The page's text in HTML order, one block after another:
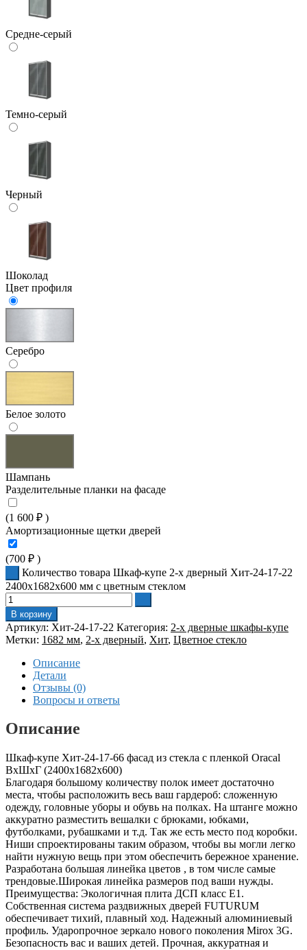
Средне-серый
Темно-серый
Черный
Шоколад
Цвет профиля
Серебро
Белое золото
Шампань
Разделительные планки на фасаде
(1 600 ₽ )
Амортизационные щетки дверей
(700 ₽ )
Количество товара Шкаф-купе 2-х дверный Хит-24-17-22
2400x1682x600 мм с цветным стеклом
В корзину
Артикул: Хит-24-17-22 Категория: 2-х дверные шкафы-купе
Метки: 1682 мм, 2-х дверный, Хит, Цветное стекло
Описание
Детали
Отзывы (0)
Вопросы и ответы
Описание
Шкаф-купе Хит-24-17-66 фасад из стекла с пленкой Oracal
ВхШхГ (2400х1682х600)
Благодаря большому количеству полок имеет достаточно
места, чтобы расположить весь ваш гардероб: сложенную
одежду, головные уборы и обувь на полках. На штанге можно
аккуратно разместить вешалки с брюками, юбками,
футболками, рубашками и т.д. Так же есть место под коробки.
Ниши спроектированы таким образом, чтобы вы могли легко
найти нужную вещь при этом обеспечить бережное хранение.
Разработана большая линейка цветов , в том числе самые
трендовые.Широкая линейка размеров под ваши нужды.
Преимущества: Экологичная плита ДСП класс E1.
Собственная система раздвижных дверей FUTURUM
обеспечивает тихий, плавный ход. Надежный алюминиевый
профиль. Ударопрочное зеркало нового поколения Mirox 3G.
Безопасность вас и ваших детей. Прочная, аккуратная и